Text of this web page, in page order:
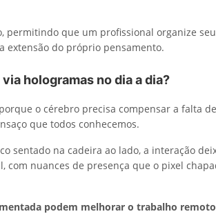
permitindo que um profissional organize
extensão do próprio pensamento.
hologramas no dia a dia?
o cérebro precisa compensar a falta
que todos conhecemos.
sentado na cadeira ao lado, a interação
com nuances de presença que o pixel
podem melhorar o trabalho remoto